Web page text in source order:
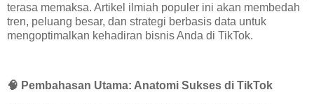
terasa memaksa. Artikel ilmiah populer ini akan membedah
tren, peluang besar, dan strategi berbasis data untuk
mengoptimalkan kehadiran bisnis Anda di TikTok.
🧠 Pembahasan Utama: Anatomi Sukses di TikTok